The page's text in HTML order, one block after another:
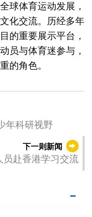
球体育运动发展，
化交流。历经多年
的重要展示平台，
员与体育迷参与，
的角色。
年科研视野
下一则新闻
员赴香港学习交流